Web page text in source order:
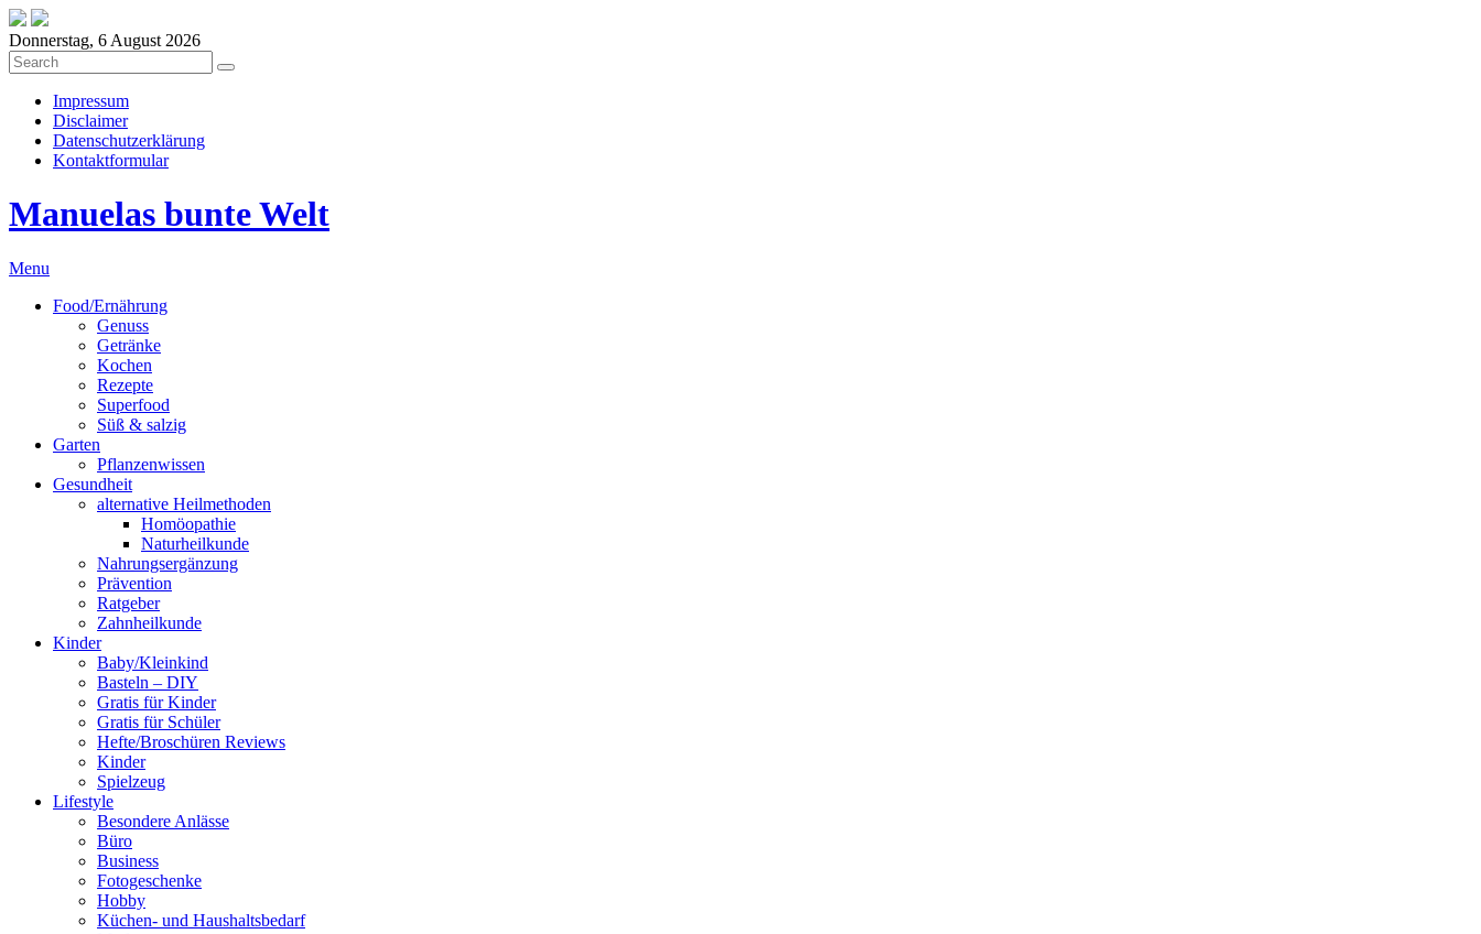
Donnerstag, 6 August 2026
Impressum
Disclaimer
Datenschutzerklärung
Kontaktformular
Manuelas bunte Welt
Menu
Food/Ernährung
Genuss
Getränke
Kochen
Rezepte
Superfood
Süß & salzig
Garten
Pflanzenwissen
Gesundheit
alternative Heilmethoden
Homöopathie
Naturheilkunde
Nahrungsergänzung
Prävention
Ratgeber
Zahnheilkunde
Kinder
Baby/Kleinkind
Basteln – DIY
Gratis für Kinder
Gratis für Schüler
Hefte/Broschüren Reviews
Kinder
Spielzeug
Lifestyle
Besondere Anlässe
Büro
Business
Fotogeschenke
Hobby
Küchen- und Haushaltsbedarf